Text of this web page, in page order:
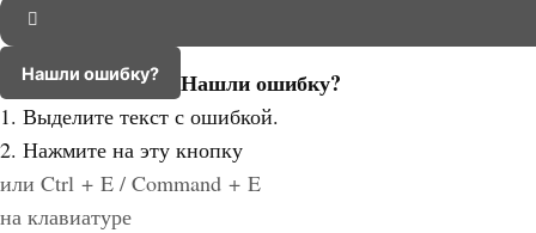
Нашли ошибку? Нашли ошибку?
1. Выделите текст с ошибкой.
2. Нажмите на эту кнопку
или Ctrl + E / Command + E
на клавиатуре